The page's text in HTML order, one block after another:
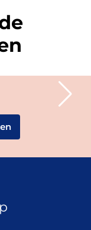
natte heide. De